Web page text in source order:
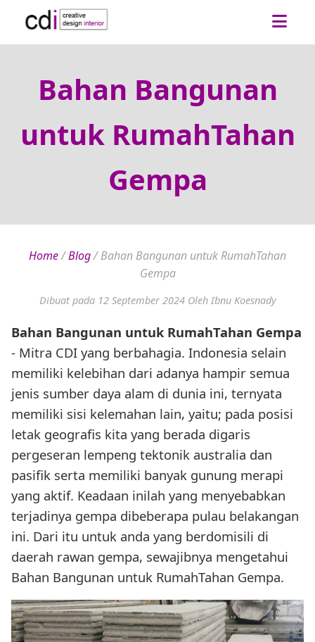
Bahan Bangunan
untuk RumahTahan
Gempa
Home/Blog/Bahan Bangunan untuk RumahTahan
Gempa
Dibuat pada 12 September 2024 Oleh Ibnu Koesnady
Bahan Bangunan untuk RumahTahan Gempa
- Mitra CDI yang berbahagia. Indonesia selain
memiliki kelebihan dari adanya hampir semua
jenis sumber daya alam di dunia ini, ternyata
memiliki sisi kelemahan lain, yaitu; pada posisi
letak geografis kita yang berada digaris
pergeseran lempeng tektonik australia dan
pasifik serta memiliki banyak gunung merapi
yang aktif. Keadaan inilah yang menyebabkan
terjadinya gempa dibeberapa pulau belakangan
ini. Dari itu untuk anda yang berdomisili di
daerah rawan gempa, sewajibnya mengetahui
Bahan Bangunan untuk RumahTahan Gempa.